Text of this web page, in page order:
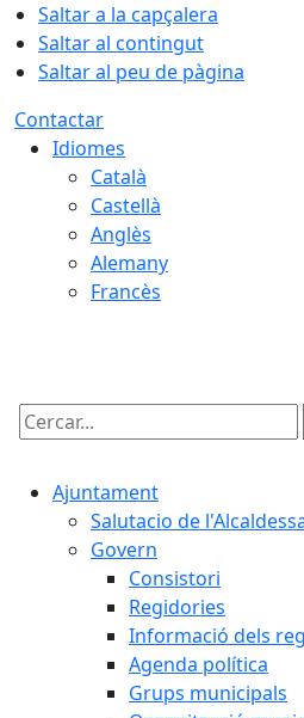
Saltar a la capçalera
Saltar al contingut
Saltar al peu de pàgina
Contactar
Idiomes
Català
Castellà
Anglès
Alemany
Francès
Cercar:
Ajuntament
Salutacio de
Govern
Consistori
Regidories
Informació dels
Agenda política
Grups municipals